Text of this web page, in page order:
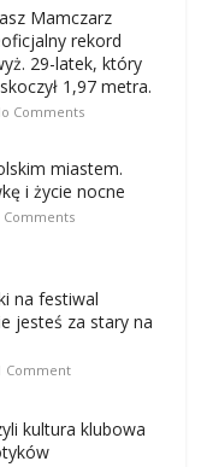
Mamczarz
rekord
29-latek, który
1,97 metra.
Comments
miastem.
i życie nocne
Comments
na festiwal
jesteś za stary na
Comment
kultura klubowa